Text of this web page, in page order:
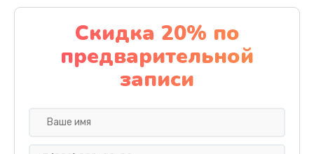
Скидка 20% по
предварительной
записи